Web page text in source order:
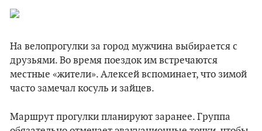
На велопрогулки за город мужчина выбирается с
друзьями. Во время поездок им встречаются
местные «жители». Алексей вспоминает, что зимой
часто замечал косуль и зайцев.
Маршрут прогулки планируют заранее. Группа